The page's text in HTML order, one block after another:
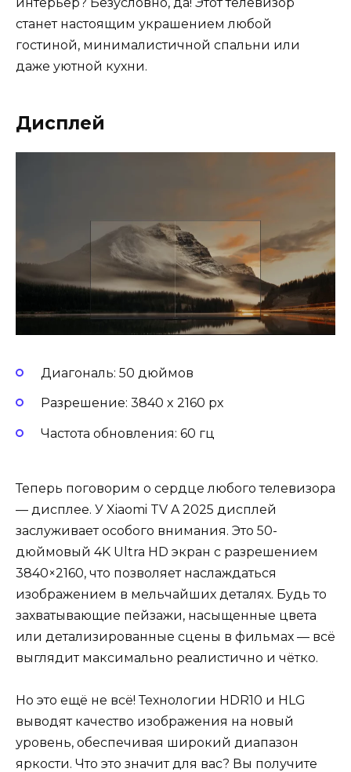
интерьер? Безусловно, да! Этот телевизор
станет настоящим украшением любой
гостиной, минималистичной спальни или
даже уютной кухни.
Дисплей
Диагональ: 50 дюймов
Разрешение: 3840 x 2160 px
Частота обновления: 60 гц
Теперь поговорим о сердце любого телевизора
— дисплее. У Xiaomi TV A 2025 дисплей
заслуживает особого внимания. Это 50-
дюймовый 4K Ultra HD экран с разрешением
3840×2160, что позволяет наслаждаться
изображением в мельчайших деталях. Будь то
захватывающие пейзажи, насыщенные цвета
или детализированные сцены в фильмах — всё
выглядит максимально реалистично и чётко.
Но это ещё не всё! Технологии HDR10 и HLG
выводят качество изображения на новый
уровень, обеспечивая широкий диапазон
яркости. Что это значит для вас? Вы получите